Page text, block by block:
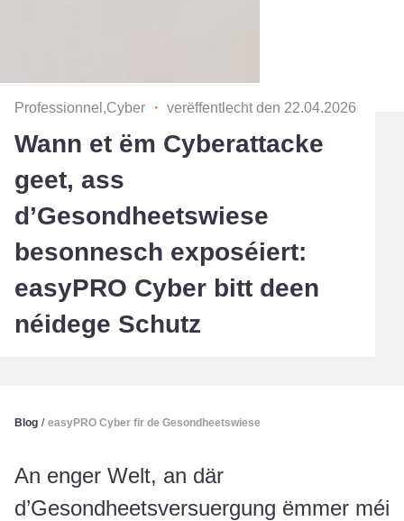
Professionnel,Cyber ・ verëffentlecht den 22.04.2026
Wann et ëm Cyberattacke
geet, ass
d’Gesondheetswiese
besonnesch exposéiert:
easyPRO Cyber bitt deen
néidege Schutz
Blog / easyPRO Cyber fir de Gesondheetswiese
An enger Welt, an där
d’Gesondheetsversuergung ëmmer méi